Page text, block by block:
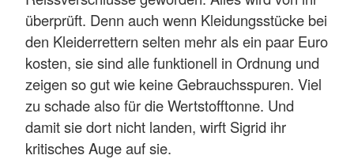
überprüft. Denn auch wenn Kleidungsstücke bei
den Kleiderrettern selten mehr als ein paar Euro
kosten, sie sind alle funktionell in Ordnung und
zeigen so gut wie keine Gebrauchsspuren. Viel
zu schade also für die Wertstofftonne. Und
damit sie dort nicht landen, wirft Sigrid ihr
kritisches Auge auf sie.